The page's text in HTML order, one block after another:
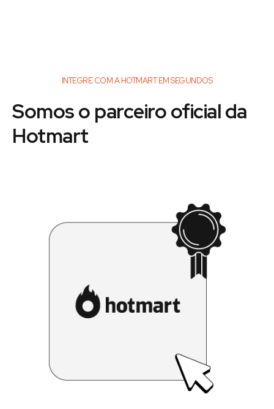
INTEGRE COM A HOTMART EM SEGUNDOS
Somos o parceiro oficial da
Hotmart